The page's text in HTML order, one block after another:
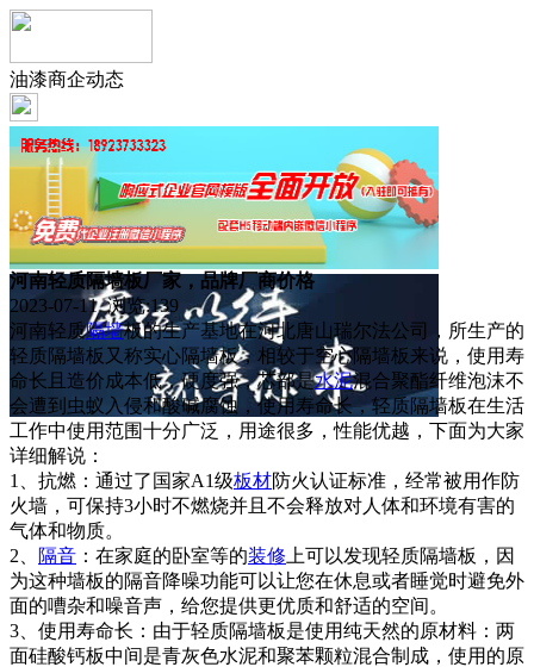
油漆商企动态
河南轻质隔墙板厂家，品牌厂商价格
2023-07-11 浏览:139
河南轻质隔墙板的生产基地在河北唐山瑞尔法公司，所生产的
轻质隔墙板又称实心隔墙板，相较于空心隔墙板来说，使用寿
命长且造价成本低，硬度强，芯部是水泥混合聚酯纤维泡沫不
会遭到虫蚁入侵和酸碱腐蚀，使用寿命长，轻质隔墙板在生活
工作中使用范围十分广泛，用途很多，性能优越，下面为大家
详细解说：
1、抗燃：通过了国家A1级板材防火认证标准，经常被用作防
火墙，可保持3小时不燃烧并且不会释放对人体和环境有害的
气体和物质。
2、
隔音 ：在家庭的卧室等的装修 上可以发现轻质隔墙板，因
为这种墙板的隔音降噪功能可以让您在休息或者睡觉时避免外
面的嘈杂和噪音声，给您提供更优质和舒适的空间。
3、使用寿命长：由于轻质隔墙板是使用纯天然的原材料：两
面硅酸钙板中间是青灰色水泥和聚苯颗粒混合制成，使用的原